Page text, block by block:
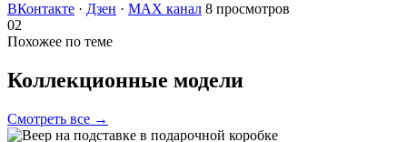
ВКонтакте · Дзен · MAX канал 8 просмотров
02
Похожее по теме
Коллекционные модели
Смотреть все →